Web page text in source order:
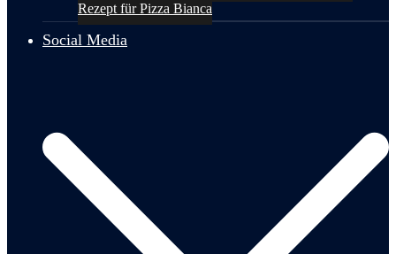
Rezept für Pizza Bianca
Social Media